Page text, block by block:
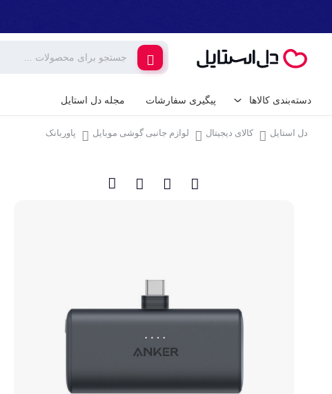
دسته‌بندی کالاها
کالای دیجیتال لوازم جانبی گوشی موبایل
کتاب، لوازم تحریر و هنر
پیگیری سفارشات مجله دل استایل
دل استایل کالای دیجیتال لوازم جانبی گوشی موبایل پاوربانک